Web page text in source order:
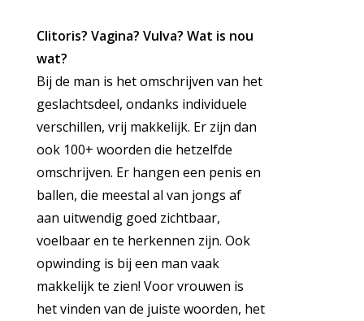
Clitoris? Vagina? Vulva? Wat is nou
wat?
Bij de man is het omschrijven van het
geslachtsdeel, ondanks individuele
verschillen, vrij makkelijk. Er zijn dan
ook 100+ woorden die hetzelfde
omschrijven. Er hangen een penis en
ballen, die meestal al van jongs af
aan uitwendig goed zichtbaar,
voelbaar en te herkennen zijn. Ook
opwinding is bij een man vaak
makkelijk te zien! Voor vrouwen is
het vinden van de juiste woorden, het